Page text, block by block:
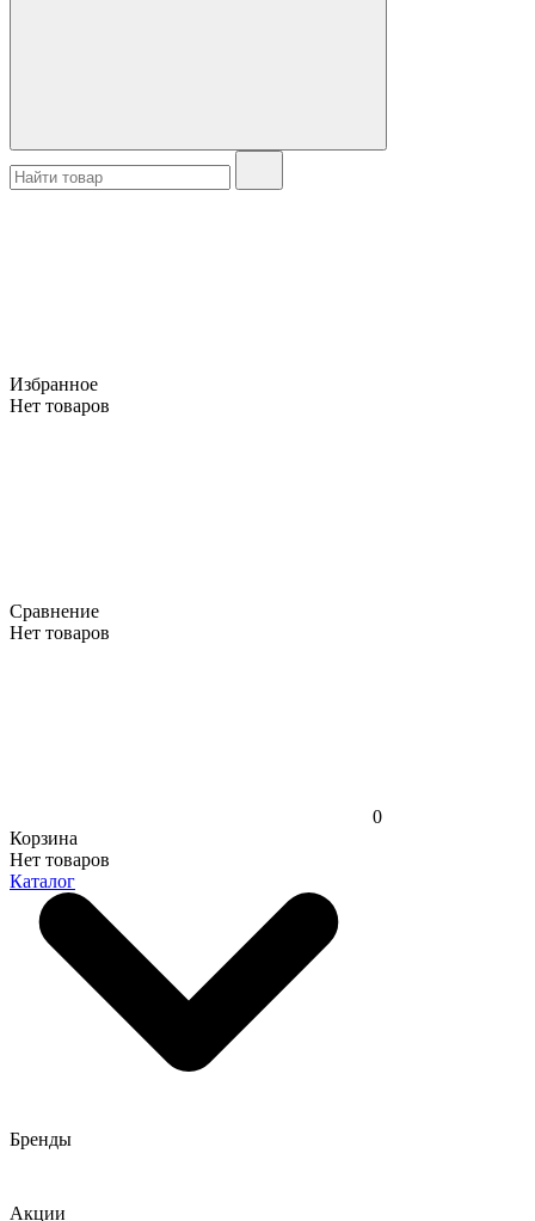
Избранное
Нет товаров
Сравнение
Нет товаров
0
Корзина
Нет товаров
Каталог
Бренды
Акции